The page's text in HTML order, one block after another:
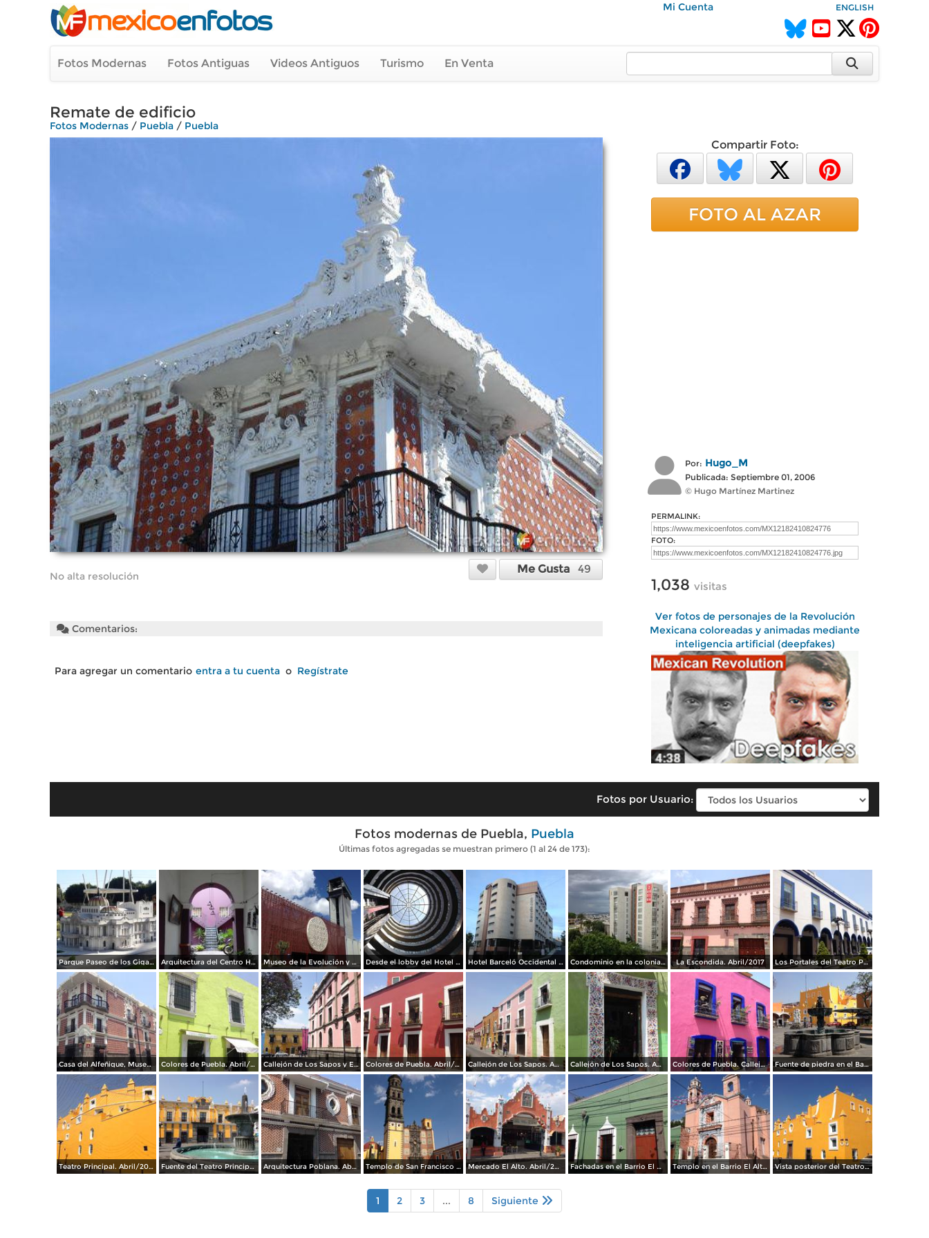
Mi Cuenta ENGLISH
Fotos Modernas Fotos Antiguas Videos Antiguos Turismo En Venta
Remate de edificio
Fotos Modernas / Puebla / Puebla
No alta resolución
Me Gusta 49
Comentarios:
Para agregar un comentario entra a tu cuenta o Regístrate
Compartir Foto:
FOTO AL AZAR
Por: Hugo_M
Publicada: Septiembre 01, 2006
© Hugo Martínez Martinez
PERMALINK:
FOTO:
1,038 visitas
Ver fotos de personajes de la Revolución
Mexicana coloreadas y animadas mediante
inteligencia artificial (deepfakes)
Fotos por Usuario:
Fotos modernas de Puebla, Puebla
Últimas fotos agregadas se muestran primero (1 al 24 de 173):
Parque Paseo de los Gigantes. Enero/2016 Arquitectura del Centro Histórico de Puebla. Julio/2017 Museo de la Evolución y Teleférico de Puebla. Julio/2017 Desde el lobby del Hotel Barceló Occidental JF Puebla. Julio/2017 Hotel Barceló Occidental JF Puebla. Julio/2017 Condominio en la colonia La Paz. Julio/2017 La Escondida. Abril/2017 Los Portales del Teatro Principal. Abril/2017
Casa del Alfeñique, Museo. Abril/2017 Colores de Puebla. Abril/2017 Callejón de Los Sapos y Edificio El Carolino. Abril/2017 Colores de Puebla. Abril/2017 Callejón de Los Sapos. Abril/2017 Callejón de Los Sapos. Abril/2017 Colores de Puebla. Callejón de Los Sapos. Abril/2017 Fuente de piedra en el Barrio del Artista. Abril/2017
Teatro Principal. Abril/2017 Fuente del Teatro Principal. Abril/2017 Arquitectura Poblana. Abril/2017 Templo de San Francisco de Asis. Abril/2017 Mercado El Alto. Abril/2017 Fachadas en el Barrio El Alto. Abril/2017 Templo en el Barrio El Alto. Abril/2017 Vista posterior del Teatro Principal. Abril/2017
1 2 3 ... 8 Siguiente